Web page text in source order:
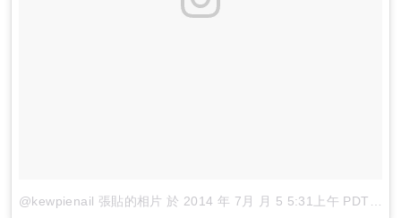
@kewpienail 張貼的相片 於 2014 年 7月 月 5 5:31上午 PDT